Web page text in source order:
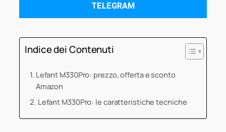
TELEGRAM
Indice dei Contenuti
Lefant M330Pro: prezzo, offerta e sconto
Amazon
Lefant M330Pro: le caratteristiche tecniche